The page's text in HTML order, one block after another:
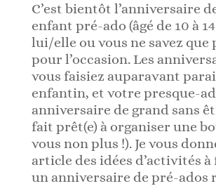
C’est bientôt l’anniversaire
enfant pré-ado (âgé de 10 à
lui/elle ou vous ne savez que
pour l’occasion. Les
vous faisiez auparavant
enfantin, et votre presque-
anniversaire de grand sans
fait prêt(e) à organiser une
vous non plus !). Je vous
article des idées d’activités
un anniversaire de pré-ados